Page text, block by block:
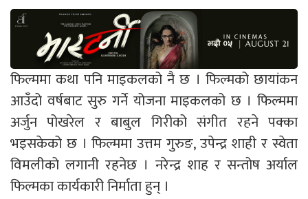
फिल्ममा कथा पनि माइकलको नै छ । फिल्मको छायांकन
आउँदो वर्षबाट सुरु गर्ने योजना माइकलको छ । फिल्ममा
अर्जुन पोखरेल र बाबुल गिरीको संगीत रहने पक्का
भइसकेको छ । फिल्ममा उत्तम गुरुङ, उपेन्द्र शाही र स्वेता
विमलीको लगानी रहनेछ । नरेन्द्र शाह र सन्तोष अर्याल
फिल्मका कार्यकारी निर्माता हुन् ।